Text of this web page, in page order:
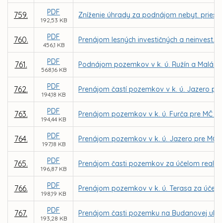
759. PDF
192,53 KB
Zníženie úhrady za podnájom nebyt.
760. PDF
456,1 KB
Prenájom lesných investičných a neinvest.
761. PDF
568,16 KB
Podnájom pozemkov v k. ú. Ružín a Malá
762. PDF
194,18 KB
Prenájom častí pozemkov v k. ú. Jazero
763. PDF
194,44 KB
Prenájom pozemkov v k. ú. Furča pre MČ
764. PDF
197,18 KB
Prenájom pozemkov v k. ú. Jazero pre MČ
765. PDF
196,87 KB
Prenájom časti pozemkov za účelom
766. PDF
198,19 KB
Prenájom pozemkov v k. ú. Terasa za
767. PDF
193,28 KB
Prenájom časti pozemku na Budanovej ul.